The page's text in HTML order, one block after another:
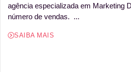
agência especializada em Marketing
número de vendas. ...
SAIBA MAIS